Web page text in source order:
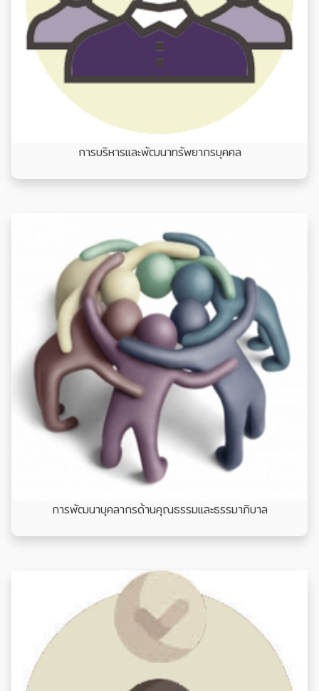
การบริหารและพัฒนาทรัพยากรบุคคล
การพัฒนาบุคลากรด้านคุณธรรมและธรรมาภิบาล